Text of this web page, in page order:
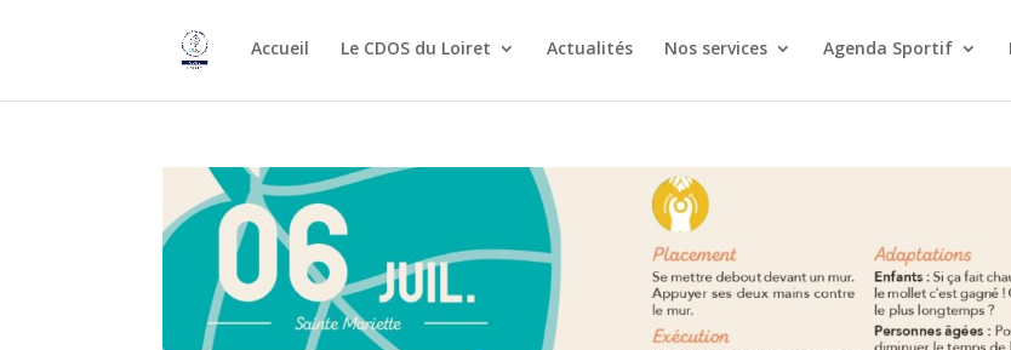
Accueil Le CDOS du Loiret Actualités Nos services Agenda Sportif